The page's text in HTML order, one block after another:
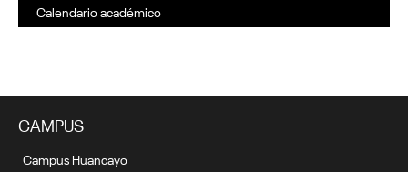
Calendario académico
CAMPUS
Campus Huancayo